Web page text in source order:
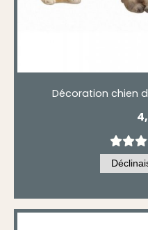
Décoration chien